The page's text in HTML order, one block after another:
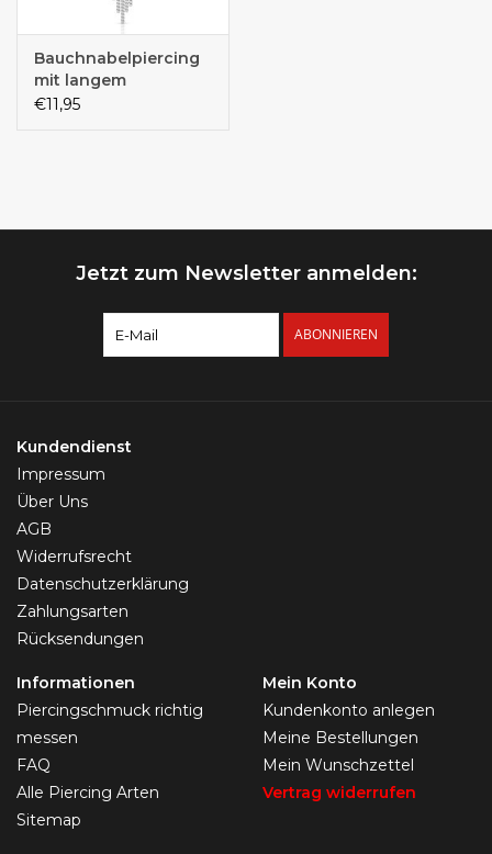
Bauchnabelpiercing
mit langem
Buntkristall-
€11,95
Jetzt zum Newsletter anmelden:
ABONNIEREN
Kundendienst
Impressum
Über Uns
AGB
Widerrufsrecht
Datenschutzerklärung
Zahlungsarten
Rücksendungen
Informationen
Piercingschmuck richtig
messen
FAQ
Alle Piercing Arten
Sitemap
Mein Konto
Kundenkonto anlegen
Meine Bestellungen
Mein Wunschzettel
Vertrag widerrufen